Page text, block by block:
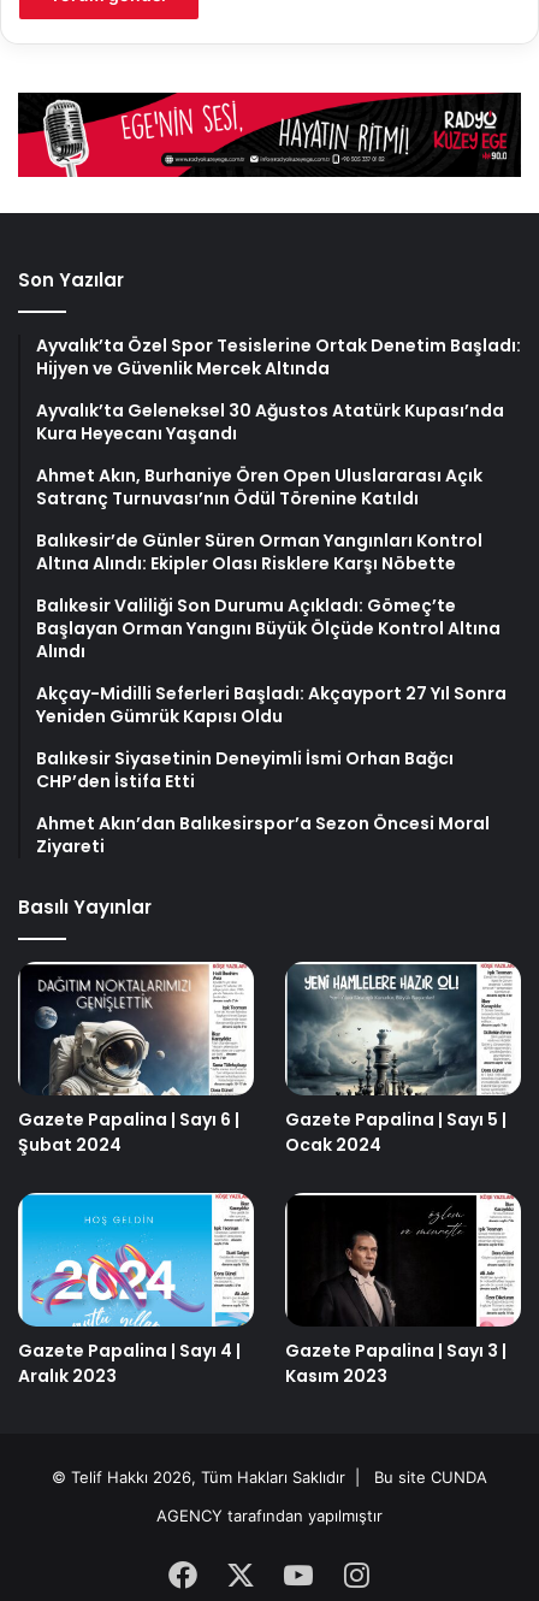
Son Yazılar
Ayvalık’ta Özel Spor Tesislerine Ortak Denetim Başladı:
Hijyen ve Güvenlik Mercek Altında
Ayvalık’ta Geleneksel 30 Ağustos Atatürk Kupası’nda
Kura Heyecanı Yaşandı
Ahmet Akın, Burhaniye Ören Open Uluslararası Açık
Satranç Turnuvası’nın Ödül Törenine Katıldı
Balıkesir’de Günler Süren Orman Yangınları Kontrol
Altına Alındı: Ekipler Olası Risklere Karşı Nöbette
Balıkesir Valiliği Son Durumu Açıkladı: Gömeç’te
Başlayan Orman Yangını Büyük Ölçüde Kontrol Altına
Alındı
Akçay-Midilli Seferleri Başladı: Akçayport 27 Yıl Sonra
Yeniden Gümrük Kapısı Oldu
Balıkesir Siyasetinin Deneyimli İsmi Orhan Bağcı
CHP’den İstifa Etti
Ahmet Akın’dan Balıkesirspor’a Sezon Öncesi Moral
Ziyareti
Basılı Yayınlar
Gazete Papalina | Sayı 6 |
Şubat 2024
Gazete Papalina | Sayı 5 |
Ocak 2024
Gazete Papalina | Sayı 4 |
Aralık 2023
Gazete Papalina | Sayı 3 |
Kasım 2023
© Telif Hakkı 2026, Tüm Hakları Saklıdır | Bu site CUNDA
AGENCY tarafından yapılmıştır
FacebookYouTubeInstagram